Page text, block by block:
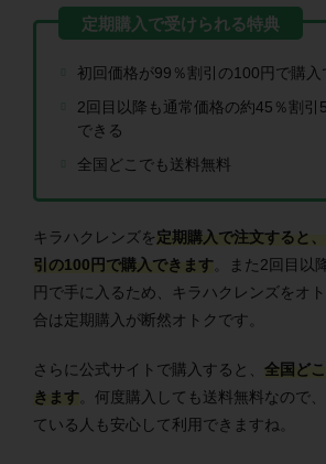
初回価格が99％割引の100円で購入
2回目以降も通常価格の約45％割引
できる
全国どこでも送料無料
キラハクレンズを定期購入で注文すると
引の100円で購入できます 。また2回目以
円で手に入るため、キラハクレンズをオ
合は定期購入が断然オトクです。
さらに公式サイトで購入すると、 全国ど
きます 。何度購入しても送料無料なので
ている人も安心して利用できますね。